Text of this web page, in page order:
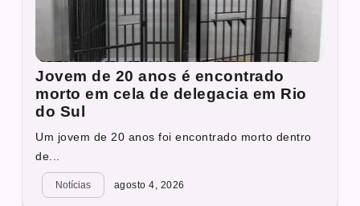
Jovem de 20 anos é encontrado
morto em cela de delegacia em Rio
do Sul
Um jovem de 20 anos foi encontrado morto dentro
de...
Notícias agosto 4, 2026